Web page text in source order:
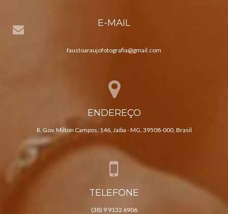
E-MAIL
faustoaraujofotografia@gmail.com
ENDEREÇO
R. Gov. Milton Campos, 146, Jaíba - MG, 39508-000, Brasil
TELEFONE
(38) 9 9132 6906